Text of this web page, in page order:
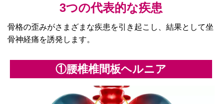
3つの代表的な疾患
骨格の歪みがさまざまな疾患を引き起こし、結果として坐
骨神経痛を誘発します。
①腰椎椎間板ヘルニア